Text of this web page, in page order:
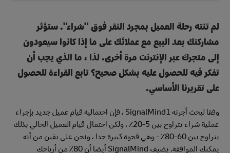
لم تنته رحلة العميل بمجرد النقر فوق "شراء". ستؤثر
مشاركتك بعد البيع مع عملائك على ما إذا كانوا سيعودون
إلى متجرك عبر الإنترنت مرة أخرى. لذا ، ما الذي يجب أن
تفكر فيه للحصول عليه بشكل صحيح؟ تابع القراءة للحصول
على تقريرنا الأساسي.
وفقا لبحث أجرته SignalMind1 ، فإن احتمالية قيام عميل جديد بإجراء
عملية شراء تتراوح بين 5-20٪ ، ولكن احتمال قيام العميل الحالي بذلك
يتراوح بين 60-80٪ - وهي فجوة كبيرة جدا ، ونحن على يقين من أنه
يمكنك الموافقة. يضيف SignalMind أيضا أن 80٪ من أرباحك